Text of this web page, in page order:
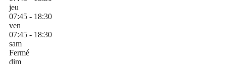
jeu
07:45 - 18:30
ven
07:45 - 18:30
sam
Fermé
dim